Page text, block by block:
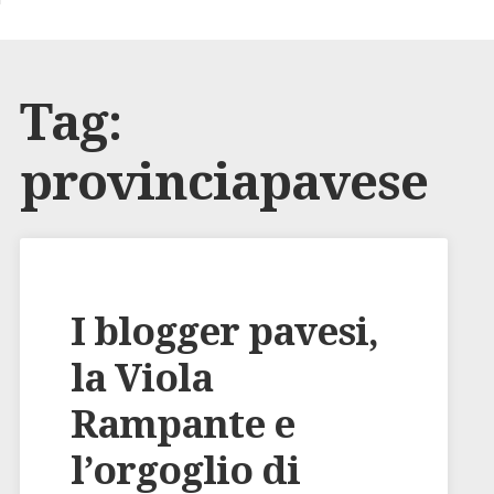
Tag:
provinciapavese
I blogger pavesi,
la Viola
Rampante e
l’orgoglio di